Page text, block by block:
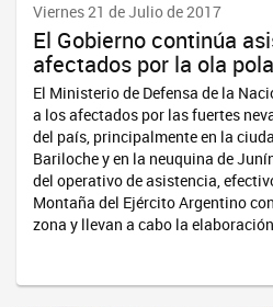
Viernes 21 de Julio de 2017
El Gobierno continúa
afectados por la ola
El Ministerio de Defensa de la
a los afectados por las fuertes
del país, principalmente en la
Bariloche y en la neuquina de
del operativo de asistencia,
Montaña del Ejército Argentino
zona y llevan a cabo la